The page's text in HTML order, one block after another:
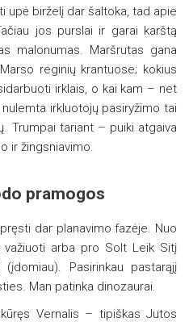
upė birželį dar šaltoka, tad apie
jos purslai ir garai karštą
malonumas. Maršrutas gana
reginių krantuose; kokius
irklais, o kai kam – net
irkluotojų pasiryžimo tai
Trumpai tariant – puiki atgaiva
ir žingsniavimo.
pramogos
dar planavimo fazėje. Nuo
arba pro Solt Leik Sitį
Pasirinkau pastarąjį
Man patinka dinozaurai.
Vernalis – tipiškas Jutos